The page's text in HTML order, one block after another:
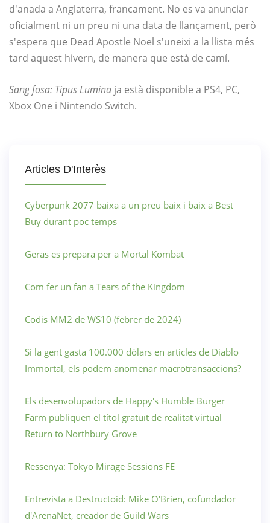
d'anada a Anglaterra, francament. No es va anunciar
oficialment ni un preu ni una data de llançament, però
s'espera que Dead Apostle Noel s'uneixi a la llista més
tard aquest hivern, de manera que està de camí.
Sang fosa: Tipus Lumina ja està disponible a PS4, PC,
Xbox One i Nintendo Switch.
Articles D'Interès
Cyberpunk 2077 baixa a un preu baix i baix a Best
Buy durant poc temps
Geras es prepara per a Mortal Kombat
Com fer un fan a Tears of the Kingdom
Codis MM2 de WS10 (febrer de 2024)
Si la gent gasta 100.000 dòlars en articles de Diablo
Immortal, els podem anomenar macrotransaccions?
Els desenvolupadors de Happy's Humble Burger
Farm publiquen el títol gratuït de realitat virtual
Return to Northbury Grove
Ressenya: Tokyo Mirage Sessions FE
Entrevista a Destructoid: Mike O'Brien, cofundador
d'ArenaNet, creador de Guild Wars